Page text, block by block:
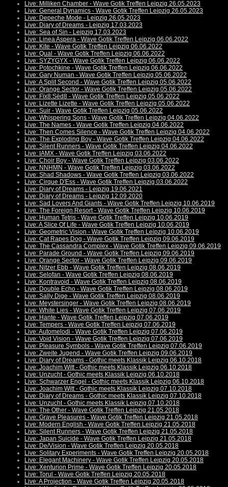
Live: Milliken Chamber - Wave Gotik Treffen Leipzig 26.05.2023
Live: General Dynamics - Wave Gotik Treffen Leipzig 26.05.2023
Live: Depeche Mode - Leipzig 26.05.2023
Live: Diary of Dreams - Leipzig 17.03.2023
Live: Sea of Sin - Leipzig 17.03.2023
Live: Linea Aspera - Wave Gotik Treffen Leipzig 06.06.2022
Live: Kite - Wave Gotik Treffen Leipzig 06.06.2022
Live: Qual - Wave Gotik Treffen Leipzig 06.06.2022
Live: SYZYGYX - Wave Gotik Treffen Leipzig 06.06.2022
Live: Potochkine - Wave Gotik Treffen Leipzig 06.06.2022
Live: Gary Numan - Wave Gotik Treffen Leipzig 05.06.2022
Live: A Split Second - Wave Gotik Treffen Leipzig 05.06.2022
Live: Orange Sector - Wave Gotik Treffen Leipzig 05.06.2022
Live: Fïx8:Sëd8 - Wave Gotik Treffen Leipzig 05.06.2022
Live: Lizette Lizette - Wave Gotik Treffen Leipzig 05.06.2022
Live: Suir - Wave Gotik Treffen Leipzig 05.06.2022
Live: Whispering Sons - Wave Gotik Treffen Leipzig 04.06.2022
Live: The Names - Wave Gotik Treffen Leipzig 04.06.2022
Live: Then Comes Silence - Wave Gotik Treffen Leipzig 04.06.2022
Live: The Exploding Boy - Wave Gotik Treffen Leipzig 04.06.2022
Live: Silent Runners - Wave Gotik Treffen Leipzig 04.06.2022
Live: IAMX - Wave Gotik Treffen Leipzig 03.06.2022
Live: Choir Boy - Wave Gotik Treffen Leipzig 03.06.2022
Live: NNHMN - Wave Gotik Treffen Leipzig 03.06.2022
Live: Shad Shadows - Wave Gotik Treffen Leipzig 03.06.2022
Live: Cirque D'Ess - Wave Gotik Treffen Leipzig 03.06.2022
Live: Diary of Dreams - Leipzig 19.06.2021
Live: Diary of Dreams - Leipzig 12.09.2020
Live: Sad Lovers And Giants - Wave Gotik Treffen Leipzig 10.06.2019
Live: The Foreign Resort - Wave Gotik Treffen Leipzig 10.06.2019
Live: Human Tetris - Wave Gotik Treffen Leipzig 10.06.2019
Live: A Slice Of Life - Wave Gotik Treffen Leipzig 10.06.2019
Live: Geometric Vision - Wave Gotik Treffen Leipzig 10.06.2019
Live: Cat Rapes Dog - Wave Gotik Treffen Leipzig 09.06.2019
Live: The Cassandra Complex - Wave Gotik Treffen Leipzig 09.06.2019
Live: Parade Ground - Wave Gotik Treffen Leipzig 09.06.2019
Live: Orange Sector - Wave Gotik Treffen Leipzig 09.06.2019
Live: Nitzer Ebb - Wave Gotik Treffen Leipzig 08.06.2019
Live: Selofan - Wave Gotik Treffen Leipzig 08.06.2019
Live: Kontravoid - Wave Gotik Treffen Leipzig 08.06.2019
Live: Double Echo - Wave Gotik Treffen Leipzig 08.06.2019
Live: Sally Dige - Wave Gotik Treffen Leipzig 08.06.2019
Live: Meystersinger - Wave Gotik Treffen Leipzig 08.06.2019
Live: White Lies - Wave Gotik Treffen Leipzig 07.06.2019
Live: Hante - Wave Gotik Treffen Leipzig 07.06.2019
Live: Tempers - Wave Gotik Treffen Leipzig 07.06.2019
Live: Automelodi - Wave Gotik Treffen Leipzig 07.06.2019
Live: Void Vision - Wave Gotik Treffen Leipzig 07.06.2019
Live: Pleasure Symbols - Wave Gotik Treffen Leipzig 07.06.2019
Live: Zweite Jugend - Wave Gotik Treffen Leipzig 09.06.2019
Live: Diary of Dreams - Gothic meets Klassik Leipzig 06.10.2018
Live: Joachim Witt - Gothic meets Klassik Leipzig 06.10.2018
Live: Unzucht - Gothic meets Klassik Leipzig 06.10.2018
Live: Schwarzer Engel - Gothic meets Klassik Leipzig 06.10.2018
Live: Joachim Witt - Gothic meets Klassik Leipzig 07.10.2018
Live: Diary of Dreams - Gothic meets Klassik Leipzig 07.10.2018
Live: Unzucht - Gothic meets Klassik Leipzig 07.10.2018
Live: The Other - Wave Gotik Treffen Leipzig 21.05.2018
Live: Grave Pleasures - Wave Gotik Treffen Leipzig 21.05.2018
Live: Modern English - Wave Gotik Treffen Leipzig 21.05.2018
Live: Silent Runners - Wave Gotik Treffen Leipzig 21.05.2018
Live: Japan Suicide - Wave Gotik Treffen Leipzig 21.05.2018
Live: De/Vision - Wave Gotik Treffen Leipzig 20.05.2018
Live: Solitary Experiments - Wave Gotik Treffen Leipzig 20.05.2018
Live: Elegant Machinery - Wave Gotik Treffen Leipzig 20.05.2018
Live: Xenturion Prime - Wave Gotik Treffen Leipzig 20.05.2018
Live: Torul - Wave Gotik Treffen Leipzig 20.05.2018
Live: A Projection - Wave Gotik Treffen Leipzig 20.05.2018